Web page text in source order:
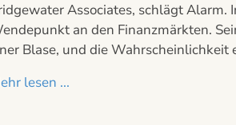
Associates, schlägt
an den Finanzmärkten.
Blase, und die
lesen ...